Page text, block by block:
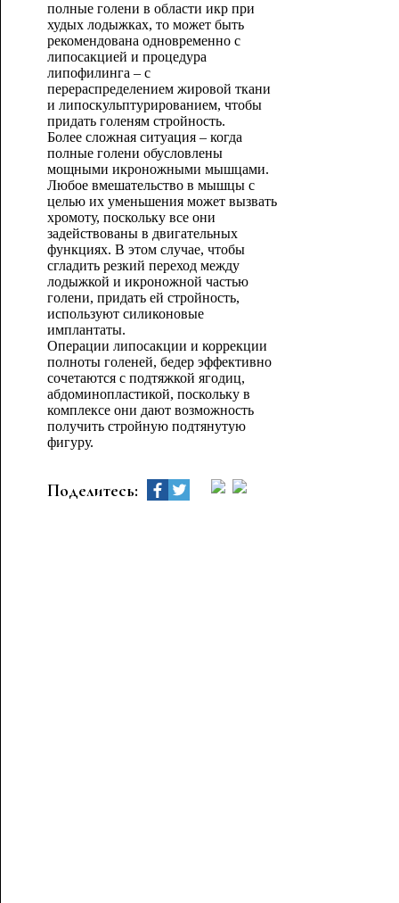
полные голени в области икр при
худых лодыжках, то может быть
рекомендована одновременно с
липосакцией и процедура
липофилинга – с
перераспределением жировой ткани
и липоскульптурированием, чтобы
придать голеням стройность.
Более сложная ситуация – когда
полные голени обусловлены
мощными икроножными мышцами.
Любое вмешательство в мышцы с
целью их уменьшения может вызвать
хромоту, поскольку все они
задействованы в двигательных
функциях. В этом случае, чтобы
сгладить резкий переход между
лодыжкой и икроножной частью
голени, придать ей стройность,
используют силиконовые
имплантаты.
Операции липосакции и коррекции
полноты голеней, бедер эффективно
сочетаются с подтяжкой ягодиц,
абдоминопластикой, поскольку в
комплексе они дают возможность
получить стройную подтянутую
фигуру.
Поделитесь: